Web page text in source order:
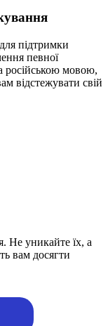
підтримки
певної
російською мовою,
відстежувати свій
Не уникайте їх, а
вам досягти